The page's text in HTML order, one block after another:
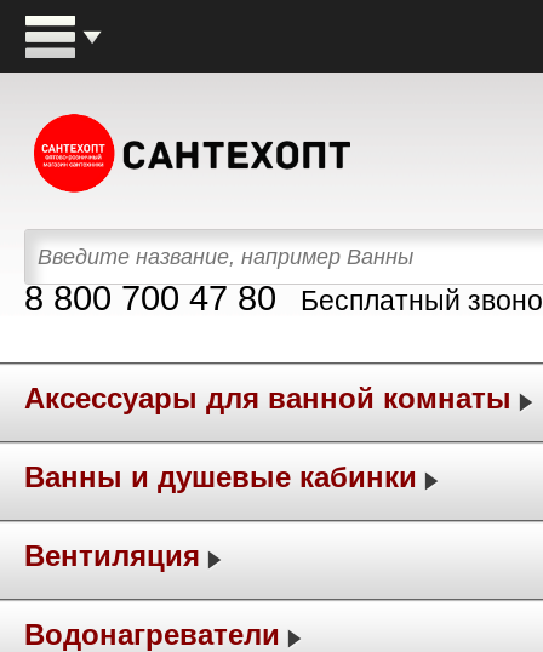
8 800 700 47 80 Бесплатный
Аксессуары для ванной комнаты
Ванны и душевые кабинки
Вентиляция
Водонагреватели